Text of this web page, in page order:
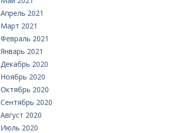
Апрель 2021
Март 2021
Февраль 2021
Январь 2021
Декабрь 2020
Ноябрь 2020
Октябрь 2020
Сентябрь 2020
Август 2020
Июль 2020